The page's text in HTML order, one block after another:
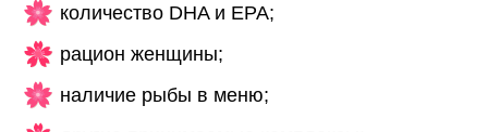
количество DHA и EPA;
рацион женщины;
наличие рыбы в меню;